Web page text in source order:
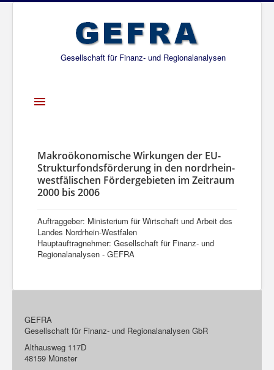
Gesellschaft für Finanz- und Regionalanalysen
Toggle
Über uns
Projekte
Publikationen
Gesellschafter
Netzwerk
Makroökonomische Wirkungen der EU-
Strukturfondsförderung in den nordrhein-
westfälischen Fördergebieten im Zeitraum
2000 bis 2006
Auftraggeber: Ministerium für Wirtschaft und Arbeit des
Landes Nordrhein-Westfalen
Hauptauftragnehmer: Gesellschaft für Finanz- und
Regionalanalysen - GEFRA
GEFRA
Gesellschaft für Finanz- und Regionalanalysen GbR
Althausweg 117D
48159 Münster